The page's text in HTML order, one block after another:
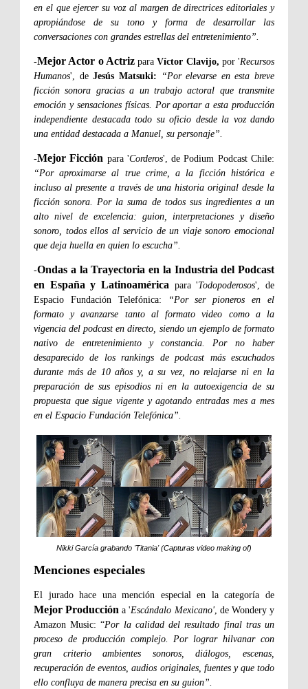
en el que ejercer su voz al margen de directrices editoriales y
apropiándose de su tono y forma de desarrollar las
conversaciones con grandes estrellas del entretenimiento”.
-Mejor Actor o ActrizparaVíctor Clavijo, por 'Recursos
Humanos', deJesús Matsuki:
“Por elevarse en esta breve
ficción sonora gracias a un trabajo actoral que transmite
emoción y sensaciones físicas. Por aportar a esta producción
independiente destacada todo su oficio desde la voz dando
una entidad destacada a Manuel, su personaje”.
-Mejor Ficción para 'Corderos', de Podium Podcast Chile:
“Por aproximarse al true crime, a la ficción histórica e
incluso al presente a través de una historia original desde la
ficción sonora. Por la suma de todos sus ingredientes a un
alto nivel de excelencia: guion, interpretaciones y diseño
sonoro, todos ellos al servicio de un viaje sonoro emocional
que deja huella en quien lo escucha”.
-Ondas a la Trayectoria en la Industria del Podcast
en España y Latinoamérica para 'Todopoderosos', de
Espacio Fundación Telefónica:
“Por ser pioneros en el
formato y avanzarse tanto al formato video como a la
vigencia del podcast en directo, siendo un ejemplo de formato
nativo de entretenimiento y constancia. Por no haber
desaparecido de los rankings de podcast más escuchados
durante más de 10 años y, a su vez, no relajarse ni en la
preparación de sus episodios ni en la autoexigencia de su
propuesta que sigue vigente y agotando entradas mes a mes
en el Espacio Fundación Telefónica”.
Nikki García grabando 'Titania' (Capturas video making of)
Menciones especiales
El jurado hace una mención especial en la categoría de
Mejor Producción a 'Escándalo Mexicano', de Wondery y
Amazon Music: “Por la calidad del resultado final tras un
proceso de producción complejo. Por lograr hilvanar con
gran criterio ambientes sonoros, diálogos, escenas,
recuperación de eventos, audios originales, fuentes y que todo
ello confluya de manera precisa en su guion”.